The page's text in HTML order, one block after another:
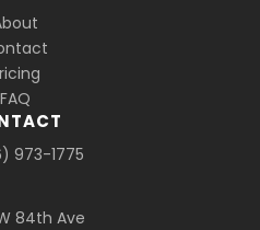
FAQ
973-1775
84th Ave